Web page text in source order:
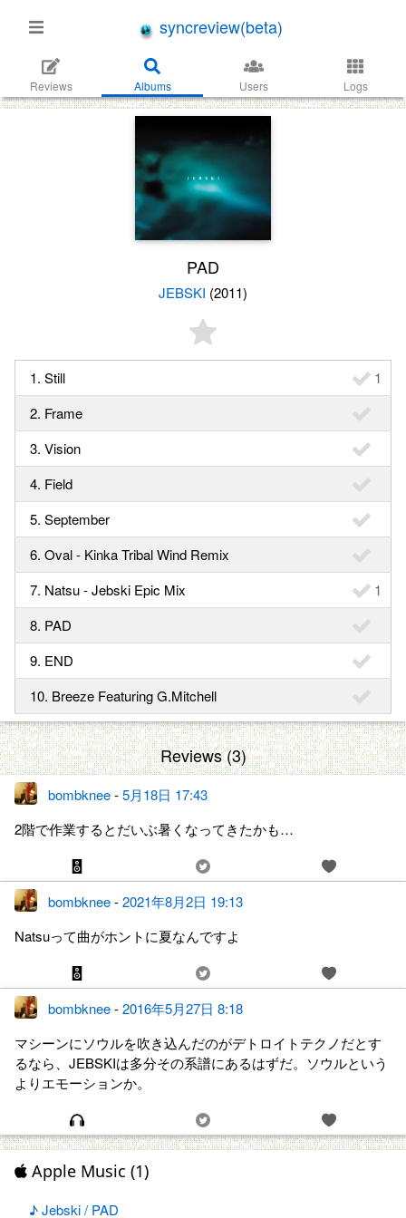
syncreview(beta)
Reviews Albums Users Logs
PAD
JEBSKI (2011)
1. Still
1
2. Frame
3. Vision
4. Field
5. September
6. Oval - Kinka Tribal Wind Remix
7. Natsu - Jebski Epic Mix
1
8. PAD
9. END
10. Breeze Featuring G.Mitchell
Reviews (3)
bombknee-5月18日 17:43
2階で作業するとだいぶ暑くなってきたかも…
bombknee-2021年8月2日 19:13
Natsuって曲がホントに夏なんですよ
bombknee-2016年5月27日 8:18
マシーンにソウルを吹き込んだのがデトロイトテクノだとす
るなら、JEBSKIは多分その系譜にあるはずだ。ソウルという
よりエモーションか。
Apple Music (1)
♪ Jebski / PAD